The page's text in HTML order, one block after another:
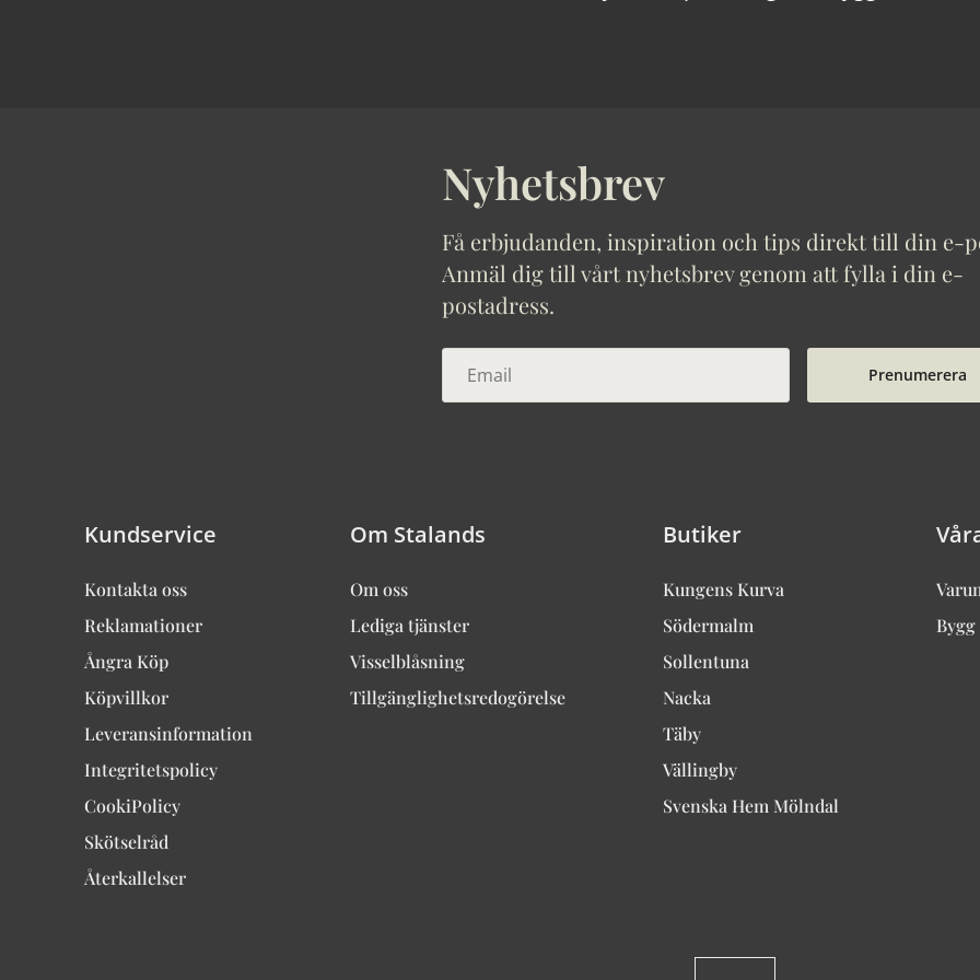
Nyhetsbrev
Få erbjudanden, inspiration och tips direkt till din e-
Anmäl dig till vårt nyhetsbrev genom att fylla i din e-
postadress.
Prenumerera
Kundservice
Kontakta oss
Reklamationer
Ångra Köp
Köpvillkor
Leveransinformation
Integritetspolicy
CookiPolicy
Skötselråd
Återkallelser
Om Stalands
Om oss
Lediga tjänster
Visselblåsning
Tillgänglighetsredogörelse
Butiker
Kungens Kurva
Södermalm
Sollentuna
Nacka
Täby
Vällingby
Svenska Hem Mölndal